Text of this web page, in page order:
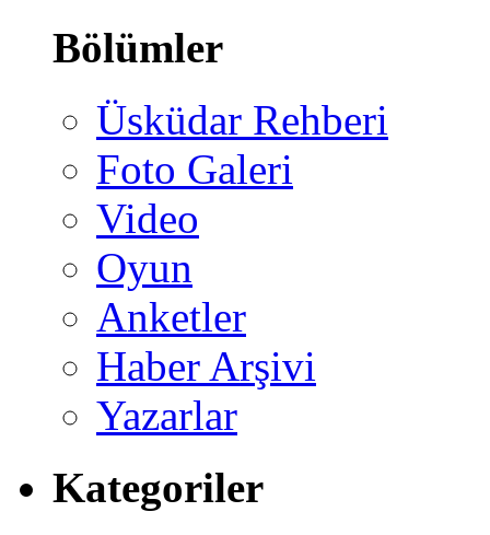
Bölümler
Üsküdar Rehberi
Foto Galeri
Video
Oyun
Anketler
Haber Arşivi
Yazarlar
Kategoriler